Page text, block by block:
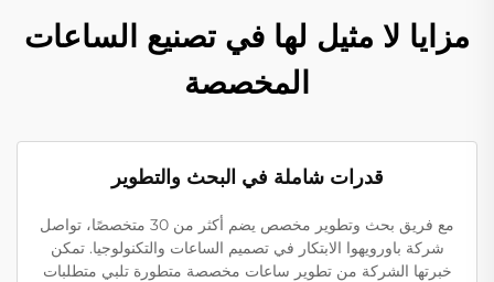
مزايا لا مثيل لها في تصنيع الساعات
المخصصة
قدرات شاملة في البحث والتطوير
مع فريق بحث وتطوير مخصص يضم أكثر من 30 متخصصًا، تواصل
شركة باورويهوا الابتكار في تصميم الساعات والتكنولوجيا. تمكن
خبرتها الشركة من تطوير ساعات مخصصة متطورة تلبي متطلبات